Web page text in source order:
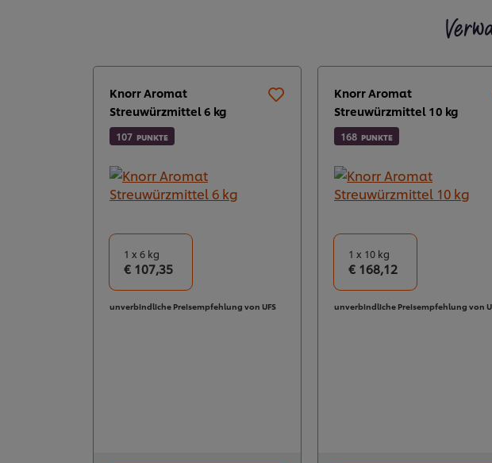
Knorr Aromat
Streuwürzmittel 6 kg
107 PUNKTE
1 x 6 kg
€ 107,35
unverbindliche Preisempfehlung von UFS
Knorr Aromat
Streuwürzmittel 10 kg
168 PUNKTE
1 x 10 kg
€ 168,12
unverbindliche Preisempfehlung von